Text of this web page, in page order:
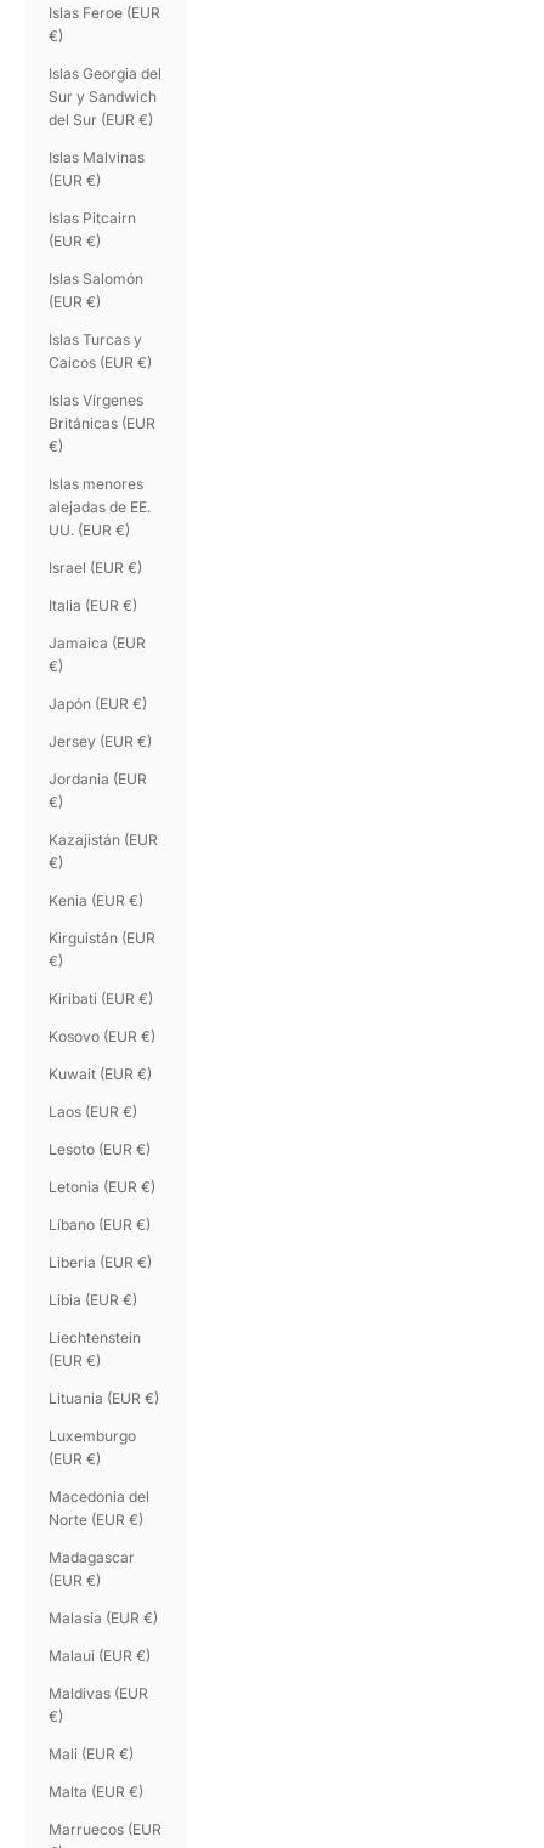
Islas Feroe (EUR
€)
Islas Georgia del
Sur y Sandwich
del Sur (EUR €)
Islas Malvinas
(EUR €)
Islas Pitcairn
(EUR €)
Islas Salomón
(EUR €)
Islas Turcas y
Caicos (EUR €)
Islas Vírgenes
Británicas (EUR
€)
Islas menores
alejadas de EE.
UU. (EUR €)
Israel (EUR €)
Italia (EUR €)
Jamaica (EUR
€)
Japón (EUR €)
Jersey (EUR €)
Jordania (EUR
€)
Kazajistán (EUR
€)
Kenia (EUR €)
Kirguistán (EUR
€)
Kiribati (EUR €)
Kosovo (EUR €)
Kuwait (EUR €)
Laos (EUR €)
Lesoto (EUR €)
Letonia (EUR €)
Líbano (EUR €)
Liberia (EUR €)
Libia (EUR €)
Liechtenstein
(EUR €)
Lituania (EUR €)
Luxemburgo
(EUR €)
Macedonia del
Norte (EUR €)
Madagascar
(EUR €)
Malasia (EUR €)
Malaui (EUR €)
Maldivas (EUR
€)
Mali (EUR €)
Malta (EUR €)
Marruecos (EUR